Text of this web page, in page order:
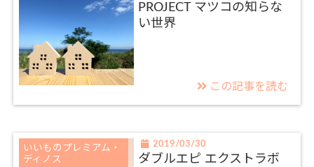
PROJECT マツコの知らな
い世界
この記事を読む
いいものプレミアム・
ディノス
2019/03/30
ダブルエピ エクストラボ